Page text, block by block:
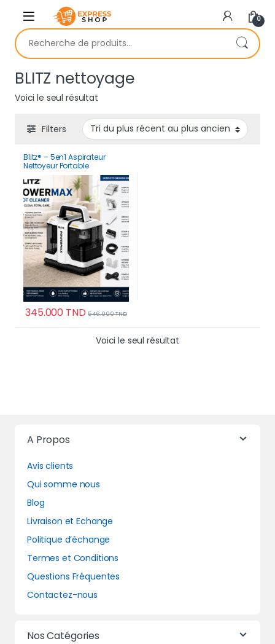
Skip to navigation
Skip to content
0
Recherche pour :
BLITZ nettoyage
Voici le seul résultat
Filters
Blitz® – 5en1 Aspirateur
Nettoyeur Portable
Professionnel Puissant,
Silencieux maison Voiture
1500 watt
345.000 TND 546.000TND
Voici le seul résultat
A Propos
Avis clients
Qui somme nous
Blog
Livraison et Echange
Politique d’échange
Termes et Conditions
Questions Fréquentes
Contactez-nous
Nos Catégories